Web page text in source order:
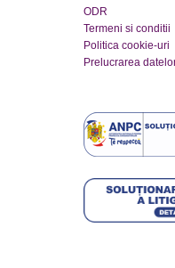
ODR
Termeni si conditii
Politica cookie-uri
Prelucrarea